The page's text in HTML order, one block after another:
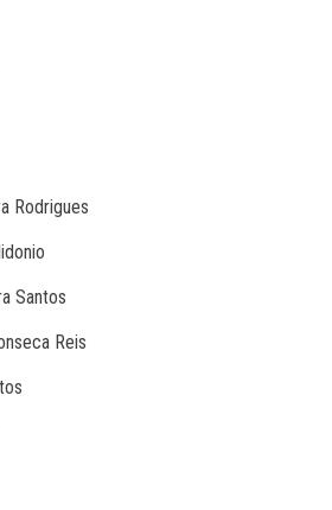
Rodrigues
Santos
Reis